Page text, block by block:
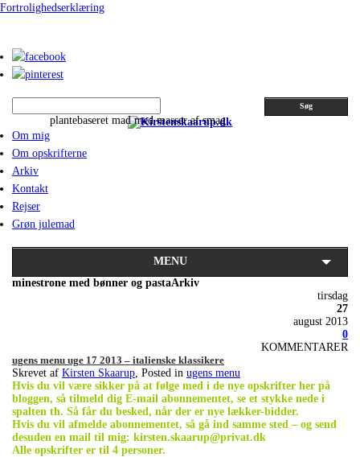
Fortrolighedserklæring
Søg
plantebaseret mad med masser af smag
Om mig
Om opskrifterne
Arkiv
Kontakt
Rejser
Grøn julemad
MENU
minestrone med bønner og pastaArkiv
tirsdag
27
august 2013
0
KOMMENTARER
ugens menu uge 17 2013 – italienske klassikere
Skrevet af Kirsten Skaarup , Posted in ugens menu
Hvis du vil være sikker på at følge med i de nye opskrifter her på
bloggen, så tilmeld dig E-mail abonnementet, se et stykke nede i
spalten th. Så får du besked, når der er nye lækker-bidder.
Hvis du vil afmelde abonnementet, så gå ind samme sted – og send
desuden en mail til mig: kirsten.skaarup@privat.dk
Alle opskrifter er til 4 personer.